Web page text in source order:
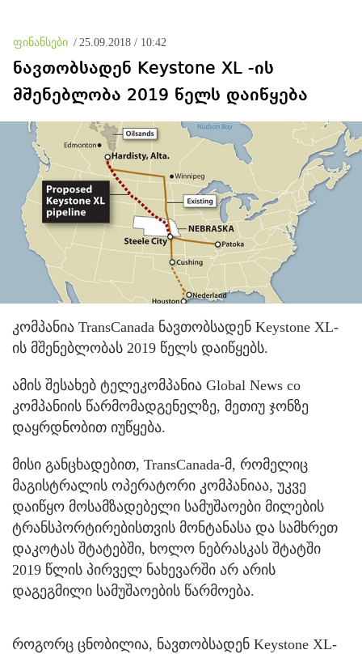
ფინანსები / 25.09.2018 / 10:42
ნავთობსადენ Keystone XL -ის
მშენებლობა 2019 წელს დაიწყება
კომპანია TransCanada ნავთობსადენ Keystone XL-
ის მშენებლობას 2019 წელს დაიწყებს.
ამის შესახებ ტელეკომპანია Global News со
კომპანიის წარმომადგენელზე, მეთიუ ჯონზე
დაყრდნობით იუწყება.
მისი განცხადებით, TransCanada-მ, რომელიც
მაგისტრალის ოპერატორი კომპანიაა, უკვე
დაიწყო მოსამზადებელი სამუშაოები მილების
ტრანსპორტირებისთვის მონტანასა და სამხრეთ
დაკოტას შტატებში, ხოლო ნებრასკას შტატში
2019 წლის პირველ ნახევარში არ არის
დაგეგმილი სამუშაოების წარმოება.
როგორც ცნობილია, ნავთობსადენ Keystone XL-